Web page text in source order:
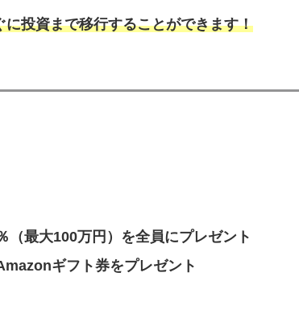
投資まで移行することができます！
最大100万円）
を全員にプレゼント
ギフト券をプレゼント